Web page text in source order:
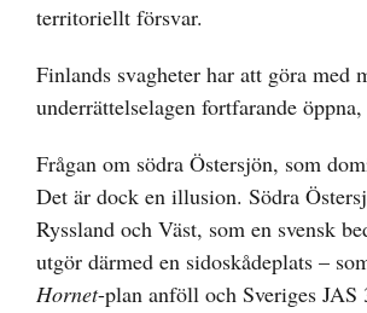
territoriellt försvar.
Finlands svagheter har att göra med
underrättelselagen fortfarande
Frågan om södra Östersjön, som
Det är dock en illusion. Södra
Ryssland och Väst, som en svensk
utgör därmed en sidoskådeplats –
Hornet-plan anföll och Sveriges JAS